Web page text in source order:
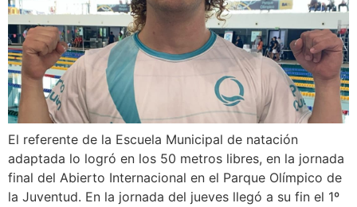
El referente de la Escuela Municipal de natación
adaptada lo logró en los 50 metros libres, en la jornada
final del Abierto Internacional en el Parque Olímpico de
la Juventud. En la jornada del jueves llegó a su fin el 1º